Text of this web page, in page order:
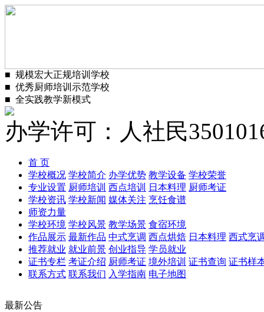
■ 规模宏大正规培训学校
■ 优秀厨师培训示范学校
■ 全实践教学新模式
办学许可：人社民
首 页
学校概况 学校简介 办学优势 教学设备 学校荣誉
专业设置 厨师培训 西点培训 日本料理 厨师考证
学校资讯 学校新闻 媒体关注 烹饪食谱
师资力量
学校环境 学校风景 教学场景 食宿环境
作品展示 最新作品 中式烹调 西点烘焙 日本料理 西式烹
推荐就业 就业前景 创业指导 学员就业
证书专栏 考证介绍 厨师考证 境外培训 证书查询 证书样
联系方式 联系我们 入学指南 电子地图
最新公告